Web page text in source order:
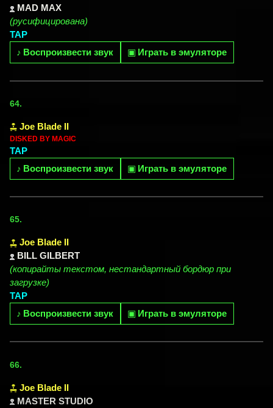
MAD MAX
(русифицирована)
TAP
♪ Воспроизвести звук ▣ Играть в эмуляторе
64.
Joe Blade II
DISKED BY MAGIC
TAP
♪ Воспроизвести звук ▣ Играть в эмуляторе
65.
Joe Blade II
BILL GILBERT
(копирайты текстом, нестандартный бордюр при
загрузке)
TAP
♪ Воспроизвести звук ▣ Играть в эмуляторе
66.
Joe Blade II
MASTER STUDIO